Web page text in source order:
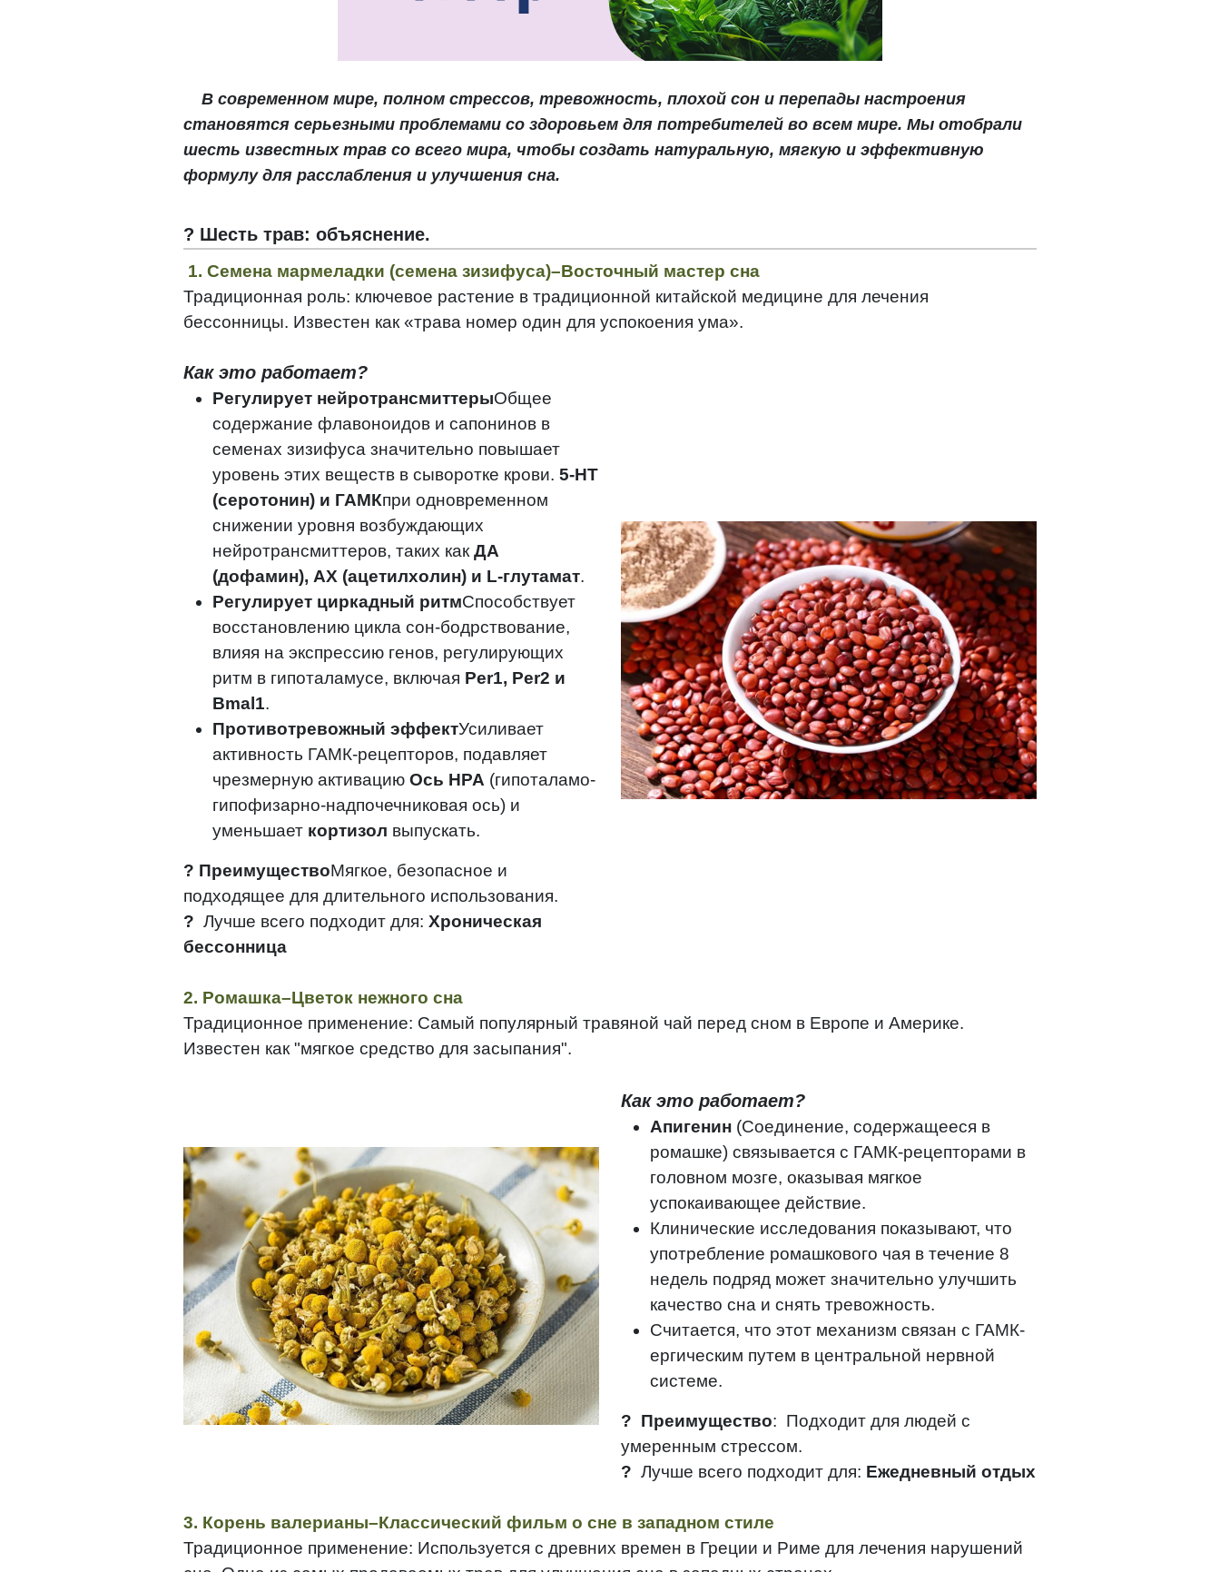
В современном мире, полном стрессов, тревожность, плохой сон и перепады настроения
становятся серьезными проблемами со здоровьем для потребителей во всем мире. Мы отобрали
шесть известных трав со всего мира, чтобы создать натуральную, мягкую и эффективную
формулу для расслабления и улучшения сна.
? Шесть трав: объяснение.
1. Семена мармеладки (семена зизифуса)–Восточный мастер сна
Традиционная роль: ключевое растение в традиционной китайской медицине для лечения
бессонницы. Известен как «трава номер один для успокоения ума».
Как это работает?
Регулирует нейротрансмиттерыОбщее
содержание флавоноидов и сапонинов в
семенах зизифуса значительно повышает
уровень этих веществ в сыворотке крови. 5-HT
(серотонин) и ГАМКпри одновременном
снижении уровня возбуждающих
нейротрансмиттеров, таких как ДА
(дофамин), АХ (ацетилхолин) и L-глутамат.
Регулирует циркадный ритмСпособствует
восстановлению цикла сон-бодрствование,
влияя на экспрессию генов, регулирующих
ритм в гипоталамусе, включая Per1, Per2 и
Bmal1.
Противотревожный эффектУсиливает
активность ГАМК-рецепторов, подавляет
чрезмерную активацию Ось HPA (гипоталамо-
гипофизарно-надпочечниковая ось) и
уменьшает кортизол выпускать.
? ПреимуществоМягкое, безопасное и
подходящее для длительного использования.
? Лучше всего подходит для: Хроническая
бессонница
2. Ромашка–Цветок нежного сна
Традиционное применение: Самый популярный травяной чай перед сном в Европе и Америке.
Известен как "мягкое средство для засыпания".
Как это работает?
Апигенин(Соединение, содержащееся в
ромашке) связывается с ГАМК-рецепторами в
головном мозге, оказывая мягкое
успокаивающее действие.
Клинические исследования показывают, что
употребление ромашкового чая в течение 8
недель подряд может значительно улучшить
качество сна и снять тревожность.
Считается, что этот механизм связан с ГАМК-
ергическим путем в центральной нервной
системе.
? Преимущество: Подходит для людей с
умеренным стрессом.
? Лучше всего подходит для: Ежедневный отдых
3. Корень валерианы–Классический фильм о сне в западном стиле
Традиционное применение: Используется с древних времен в Греции и Риме для лечения нарушений